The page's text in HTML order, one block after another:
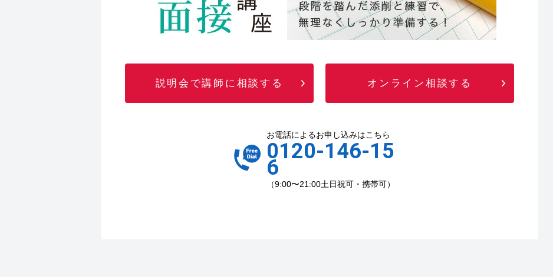
説明会で講師に相談する オンライン相談する
お電話によるお申し込みはこちら
0120-146-15
6
（9:00〜21:00土日祝可・携帯可）